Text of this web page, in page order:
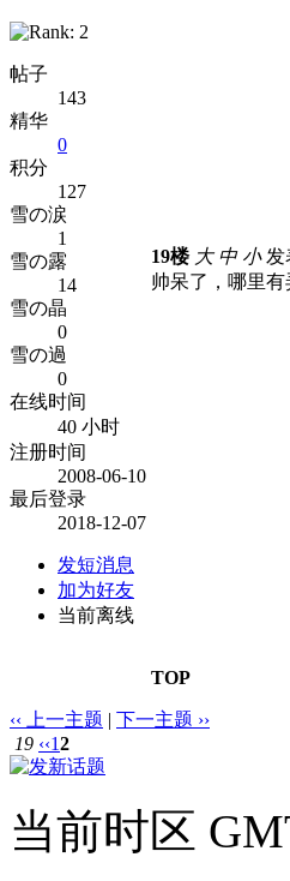
帖子
143
精华
0
积分
127
雪の涙
1
雪の露
14
雪の晶
0
雪の過
0
在线时间
40 小时
注册时间
2008-06-10
最后登录
2018-12-07
发短消息
加为好友
当前离线
19楼 大 中 小发
帅呆了，哪里有
TOP
‹‹ 上一主题 | 下一主题 ››
19 ‹‹12
当前时区